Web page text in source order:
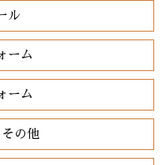
ル
ーム
ーム
の他